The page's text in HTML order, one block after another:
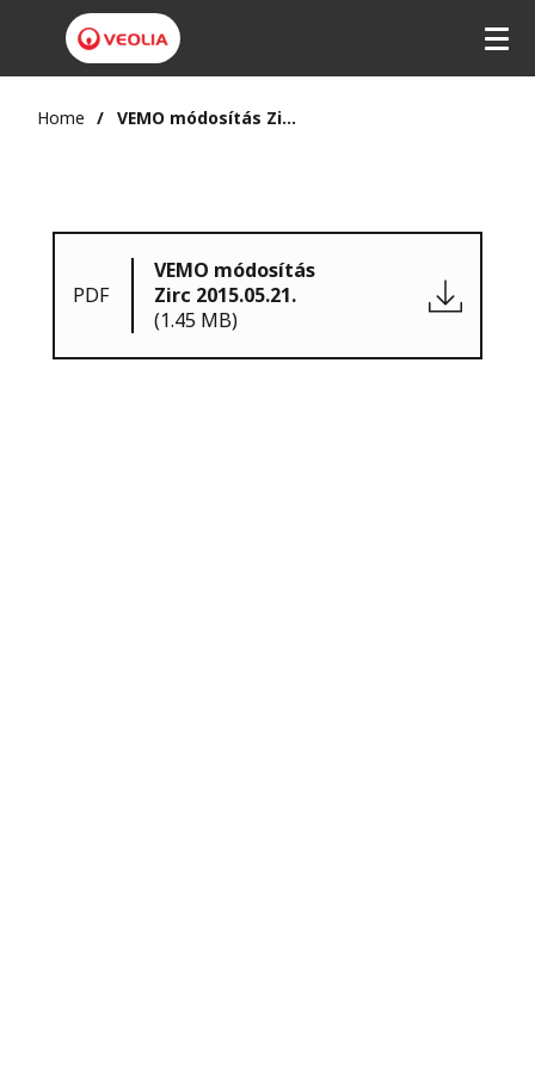
Home VEMO módosítás Zirc 2015.05.21.
PDF
VEMO módosítás
Zirc 2015.05.21.
(1.45 MB)